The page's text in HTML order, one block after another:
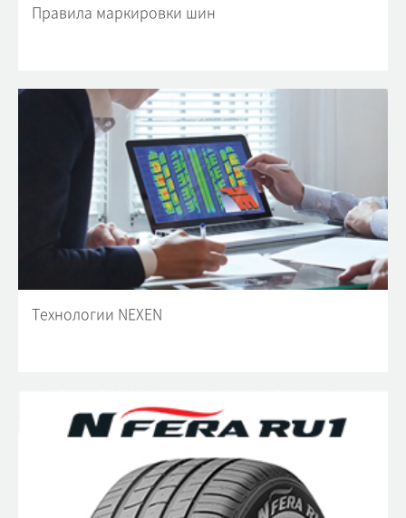
Правила маркировки шин
Технологии NEXEN